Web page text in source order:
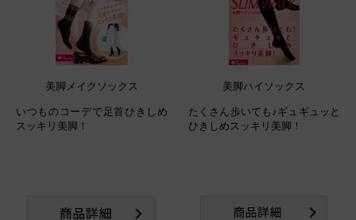
美脚メイクソックス
いつものコーデで足首ひきしめ
スッキリ美脚！
美脚ハイソックス
たくさん歩いても♪ギュギュッと
ひきしめスッキリ美脚！